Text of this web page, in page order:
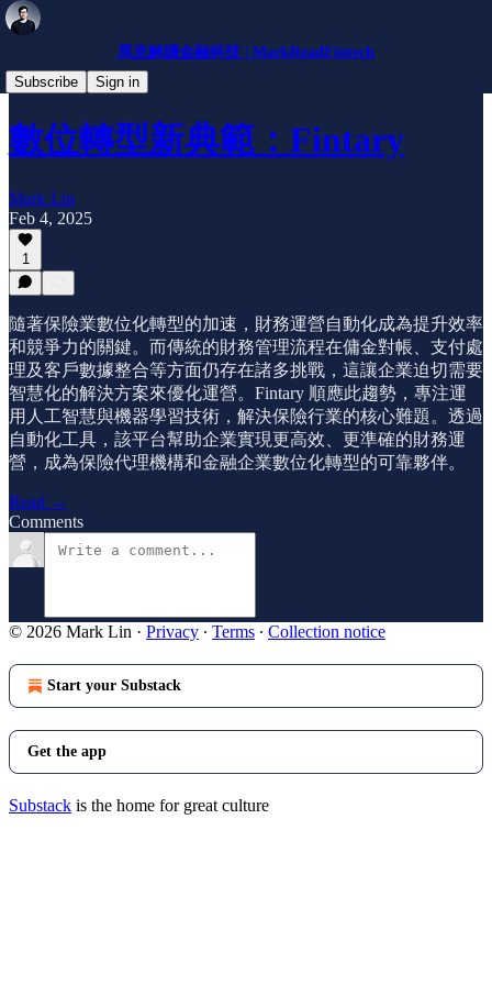
馬克解讀金融科技 | MarkReadFintech
Subscribe
Sign in
公司介紹
數位轉型新典範：Fintary
Mark Lin
Feb 4, 2025
1
隨著保險業數位化轉型的加速，財務運營自動化成為提升效率
和競爭力的關鍵。而傳統的財務管理流程在傭金對帳、支付處
理及客戶數據整合等方面仍存在諸多挑戰，這讓企業迫切需要
智慧化的解決方案來優化運營。Fintary 順應此趨勢，專注運
用人工智慧與機器學習技術，解決保險行業的核心難題。透過
自動化工具，該平台幫助企業實現更高效、更準確的財務運
營，成為保險代理機構和金融企業數位化轉型的可靠夥伴。
Read →
Comments
© 2026 Mark Lin · Privacy ∙ Terms ∙ Collection notice
Start your Substack
Get the app
Substack is the home for great culture